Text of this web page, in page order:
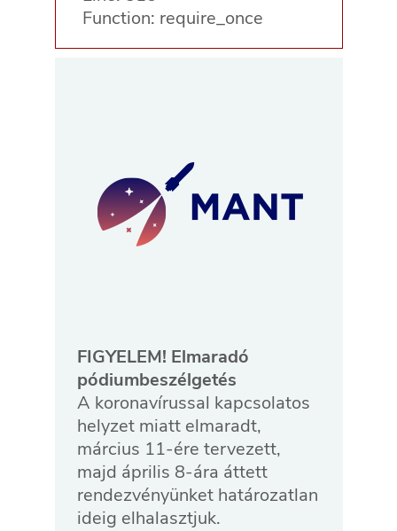
Function: require_once
FIGYELEM! Elmaradó
pódiumbeszélgetés
A koronavírussal kapcsolatos
helyzet miatt elmaradt,
március 11-ére tervezett,
majd április 8-ára áttett
rendezvényünket határozatlan
ideig elhalasztjuk.